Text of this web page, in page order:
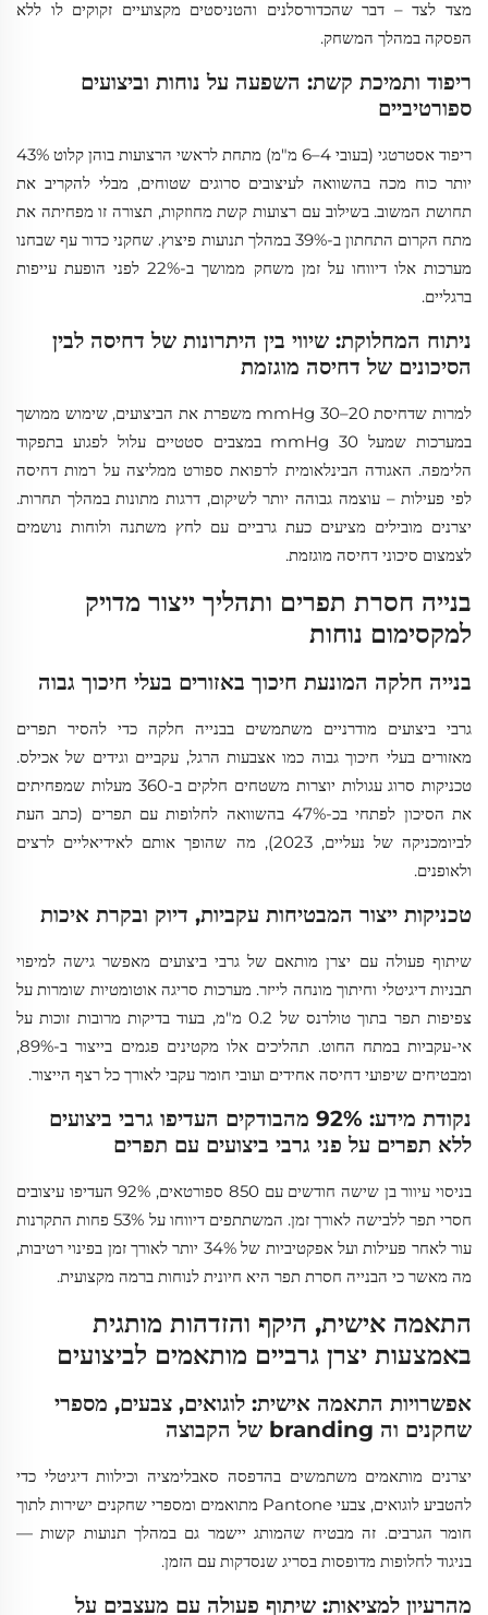
מצד לצד – דבר שהכדורסלנים והטניסטים מקצועיים זקוקים לו ללא
הפסקה במהלך המשחק.
ריפוד ותמיכת קשת: השפעה על נוחות וביצועים
ספורטיביים
ריפוד אסטרטגי (בעובי 4–6 מ"מ) מתחת לראשי הרצועות בוהן קלוט 43%
יותר כוח מכה בהשוואה לעיצובים סרוגים שטוחים, מבלי להקריב את
תחושת המשוב. בשילוב עם רצועות קשת מחוזקות, תצורה זו מפחיתה את
מתח הקרום התחתון ב-39% במהלך תנועות פיצוץ. שחקני כדור עף שבחנו
מערכות אלו דיווחו על זמן משחק ממושך ב-22% לפני הופעת עייפות
ברגליים.
ניתוח המחלוקת: שיווי בין היתרונות של דחיסה לבין
הסיכונים של דחיסה מוגזמת
למרות שדחיסת 20–30 mmHg משפרת את הביצועים, שימוש ממושך
במערכות שמעל 30 mmHg במצבים סטטיים עלול לפגוע בתפקוד
הלימפה. האגודה הבינלאומית לרפואת ספורט ממליצה על רמות דחיסה
לפי פעילות – עוצמה גבוהה יותר לשיקום, דרגות מתונות במהלך תחרות.
יצרנים מובילים מציעים כעת גרביים עם לחץ משתנה ולוחות נושמים
לצמצום סיכוני דחיסה מוגזמת.
בנייה חסרת תפרים ותהליך ייצור מדויק
למקסימום נוחות
בנייה חלקה המונעת חיכוך באזורים בעלי חיכוך גבוה
גרבי ביצועים מודרניים משתמשים בבנייה חלקה כדי להסיר תפרים
מאזורים בעלי חיכוך גבוה כמו אצבעות הרגל, עקביים וגידים של אכילס.
טכניקות סרוג עגולות יוצרות משטחים חלקים ב-360 מעלות שמפחיתים
את הסיכון לפתחי בכ-47% בהשוואה לחלופות עם תפרים (כתב העת
לביומכניקה של נעליים, 2023), מה שהופך אותם לאידיאליים לרצים
ולאופנים.
טכניקות ייצור המבטיחות עקביות, דיוק ובקרת איכות
שיתוף פעולה עם יצרן מותאם של גרבי ביצועים מאפשר גישה למיפוי
תבניות דיגיטלי וחיתוך מונחה לייזר. מערכות סריגה אוטומטיות שומרות על
צפיפות תפר בתוך טולרנס של 0.2 מ"מ, בעוד בדיקות מרובות זוכות על
אי-עקביות במתח החוט. תהליכים אלו מקטינים פגמים בייצור ב-89%,
ומבטיחים שיפועי דחיסה אחידים ועובי חומר עקבי לאורך כל רצף הייצור.
נקודת מידע: 92% מהבודקים העדיפו גרבי ביצועים
ללא תפרים על פני גרבי ביצועים עם תפרים
בניסוי עיוור בן שישה חודשים עם 850 ספורטאים, 92% העדיפו עיצובים
חסרי תפר ללבישה לאורך זמן. המשתתפים דיווחו על 53% פחות התקרנות
עור לאחר פעילות ועל אפקטיביות של 34% יותר לאורך זמן בפינוי רטיבות,
מה מאשר כי הבנייה חסרת תפר היא חיונית לנוחות ברמה מקצועית.
התאמה אישית, היקף והזדהות מותגית
באמצעות יצרן גרביים מותאמים לביצועים
אפשרויות התאמה אישית: לוגואים, צבעים, מספרי
שחקנים וה branding של הקבוצה
יצרנים מותאמים משתמשים בהדפסה סאבלימציה וכילוות דיגיטלי כדי
להטביע לוגואים, צבעי Pantone מתואמים ומספרי שחקנים ישירות לתוך
חומר הגרבים. זה מבטיח שהמותג יישמר גם במהלך תנועות קשות —
בניגוד לחלופות מדופסות בסריג שנסדקות עם הזמן.
מהרעיון למציאות: שיתוף פעולה עם מעצבים על